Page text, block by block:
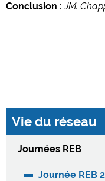
Conclusion :JM.
Vie du réseau
Journées REB
Journée REB